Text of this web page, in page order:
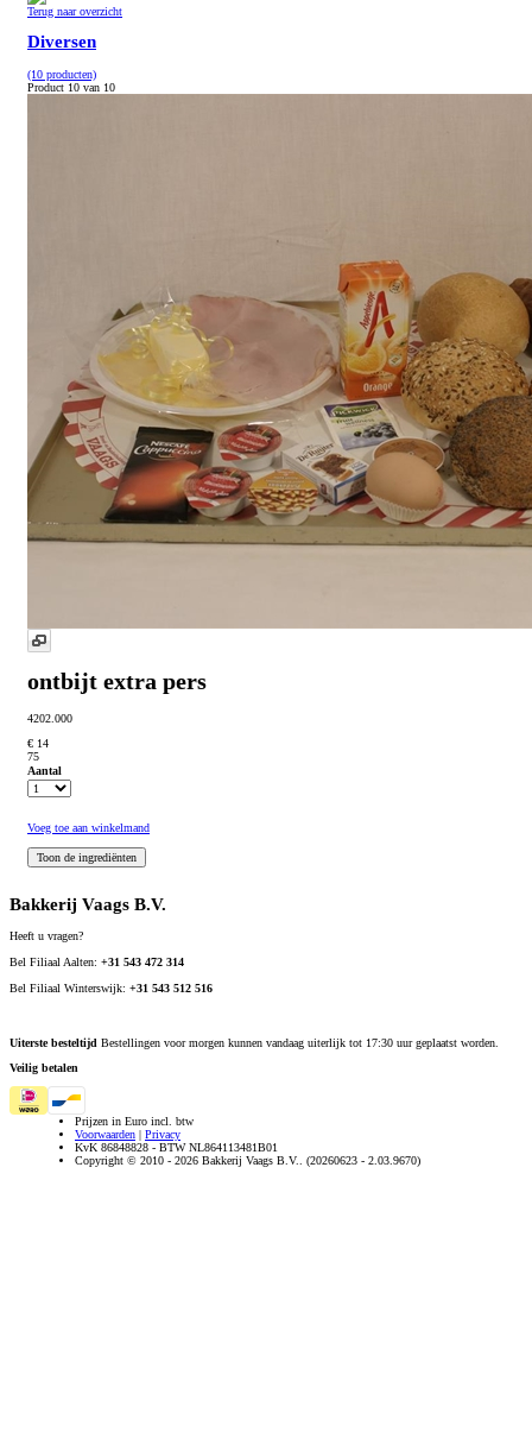
Terug naar overzicht
Diversen
(10 producten)
Product 10 van 10
ontbijt extra pers
4202.000
€ 14
75
Aantal
Voeg toe aan winkelmand
Bakkerij Vaags B.V.
Heeft u vragen?
Bel Filiaal Aalten: +31 543 472 314
Bel Filiaal Winterswijk: +31 543 512 516
Uiterste besteltijd Bestellingen voor morgen kunnen vandaag uiterlijk tot 17:30 uur geplaatst worden.
Veilig betalen
Prijzen in Euro incl. btw
Voorwaarden
Privacy
KvK 86848828 - BTW NL864113481B01
Copyright © 2010 - 2026 Bakkerij Vaags B.V.. (20260623 - 2.03.9670)